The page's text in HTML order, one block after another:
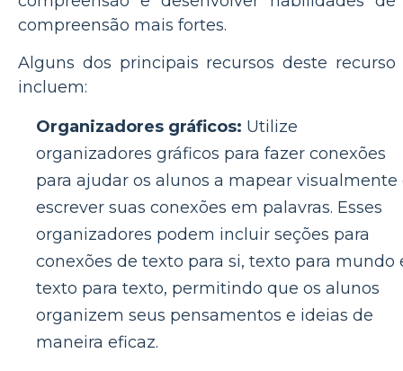
compreensão mais fortes.
Alguns dos principais recursos deste recurso
incluem:
Organizadores gráficos: Utilize
organizadores gráficos para fazer conexões
para ajudar os alunos a mapear visualmente
escrever suas conexões em palavras. Esses
organizadores podem incluir seções para
conexões de texto para si, texto para mundo
texto para texto, permitindo que os alunos
organizem seus pensamentos e ideias de
maneira eficaz.